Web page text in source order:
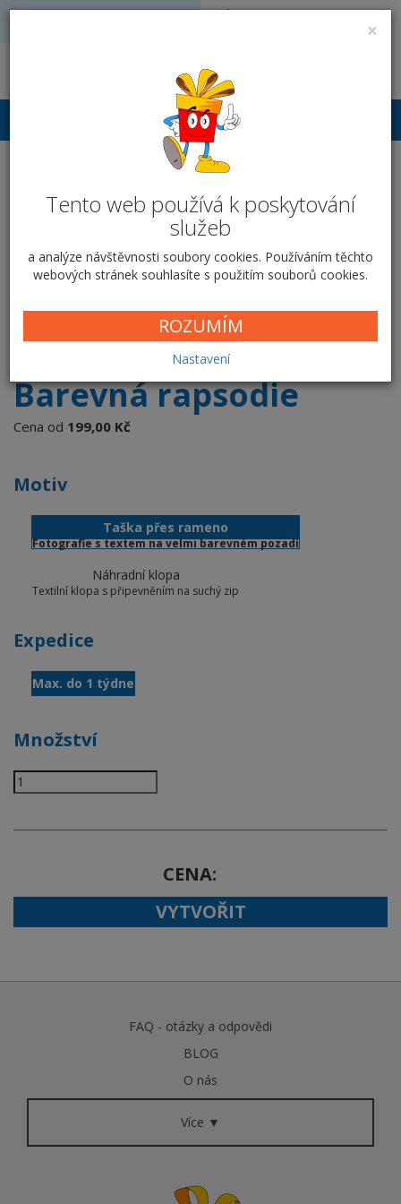
×
Tento web používá k poskytování
služeb
a analýze návštěvnosti soubory cookies. Používáním těchto
webových stránek souhlasíte s použitím souborů cookies.
ROZUMÍM
Nastavení
Volejte: 728 051 909
Přihlášení
Taška přes rameno -
dokladovka - Barevná
rapsodie
Domů Textil Tašky, peněženky...
Taška přes rameno
Barevná rapsodie
Cena od 199,00 Kč
Motiv
Taška přes rameno
Fotografie s textem na velmi barevném pozadí
Náhradní klopa
Textilní klopa s připevněním na suchý zip
Expedice
Max. do 1 týdne
Množství
CENA
VYTVOŘIT
FAQ - otázky a odpovědi
BLOG
O nás
Více ▼